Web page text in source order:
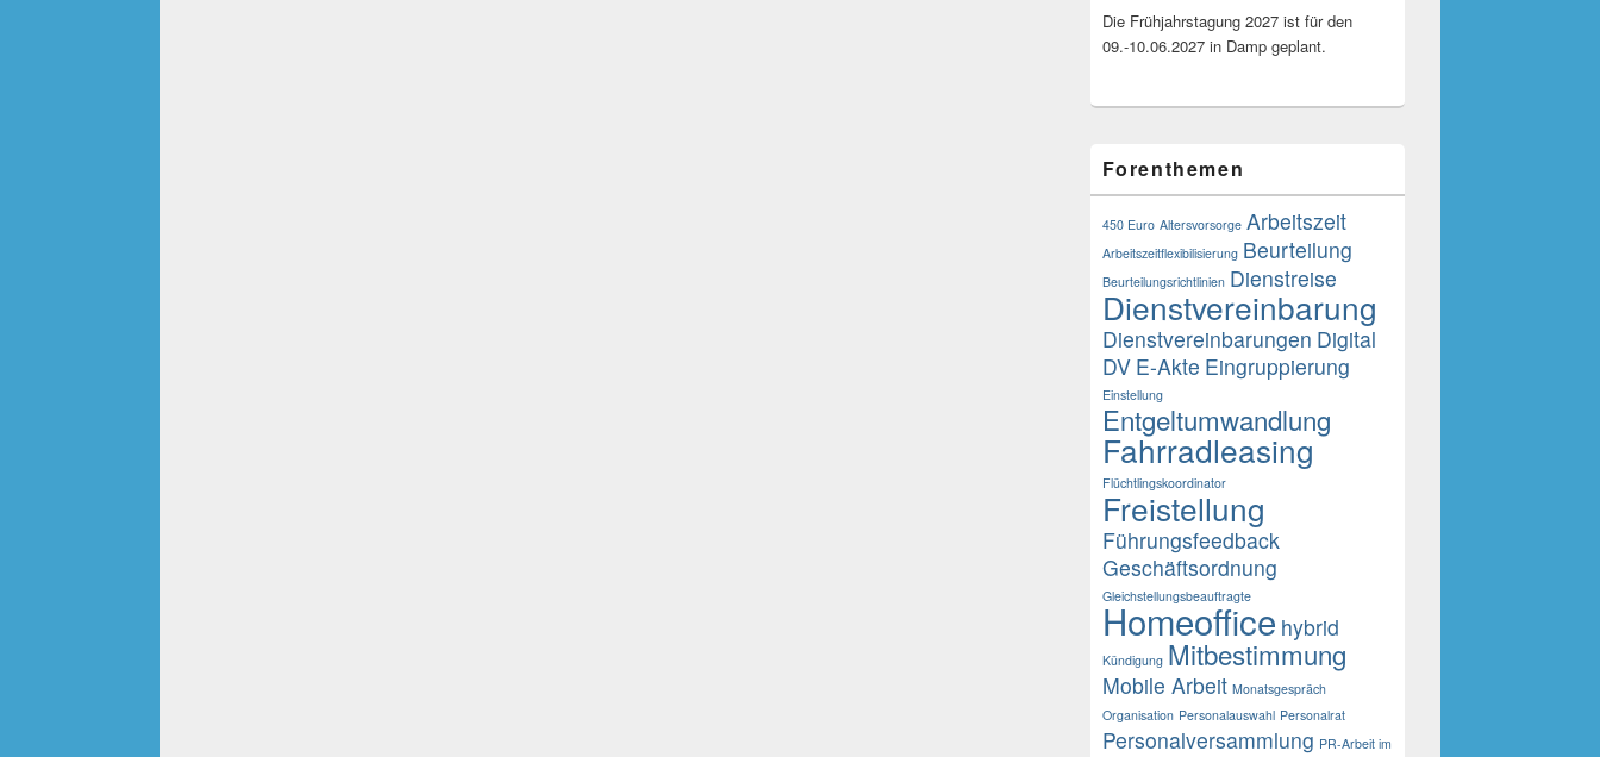
Die Frühjahrstagung 2027 ist für den
09.-10.06.2027 in Damp geplant.
Forenthemen
450 Euro Altersvorsorge Arbeitszeit
Arbeitszeitflexibilisierung Beurteilung
Beurteilungsrichtlinien Dienstreise
Dienstvereinbarung
Dienstvereinbarungen Digital
DV E-Akte Eingruppierung
Einstellung
Entgeltumwandlung
Fahrradleasing
Flüchtlingskoordinator
Freistellung
Führungsfeedback
Geschäftsordnung
Gleichstellungsbeauftragte
Homeoffice hybrid
Kündigung Mitbestimmung
Mobile Arbeit Monatsgespräch
Organisation Personalauswahl Personalrat
Personalversammlung PR-Arbeit im